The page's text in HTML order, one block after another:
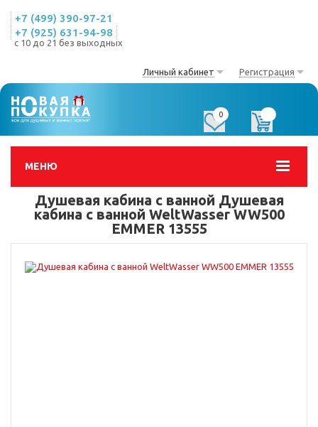
+7 (499) 390-97-21
+7 (925) 631-94-98
с 10 до 21 без выходных
Личный кабинет Регистрация
МЕНЮ
0
Душевая кабина с ванной Душевая
кабина с ванной WeltWasser WW500
EMMER 13555